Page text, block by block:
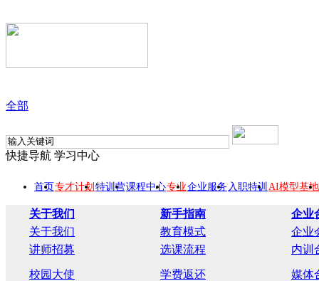
全部
快捷导航 学习中心
首页专才计划 特训营课程中心专业企业服务 入职特训 AI模型基地
关于我们 新手指南
企业
关于我们
教育模式
企业
讲师招募
选课流程 内训
校园大使 学费返还 媒体